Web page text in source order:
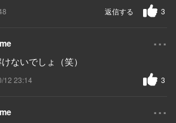
3
返信する
...
ないでしょ（笑）
12 23:14 3
...